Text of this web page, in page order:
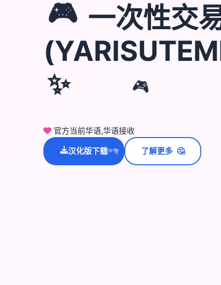
🎮
🎮 一次性交
✨
官方当前华语,华语接收
汉化版下载
✨⭐💫 了解更多 🤔